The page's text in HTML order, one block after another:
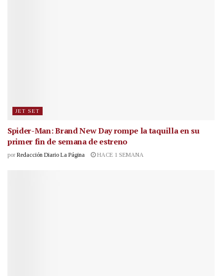
JET SET
Spider-Man: Brand New Day rompe la taquilla en su
primer fin de semana de estreno
por Redacción Diario La Página HACE 1 SEMANA